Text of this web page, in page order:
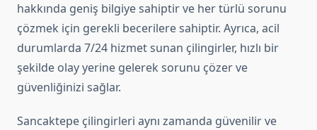
hakkında geniş bilgiye sahiptir ve her türlü sorunu
çözmek için gerekli becerilere sahiptir. Ayrıca, acil
durumlarda 7/24 hizmet sunan çilingirler, hızlı bir
şekilde olay yerine gelerek sorunu çözer ve
güvenliğinizi sağlar.
Sancaktepe çilingirleri aynı zamanda güvenilir ve